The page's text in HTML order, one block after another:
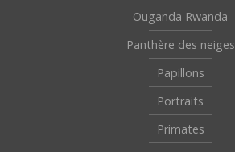
Ouganda Rwanda
Panthère des neiges
Papillons
Portraits
Primates